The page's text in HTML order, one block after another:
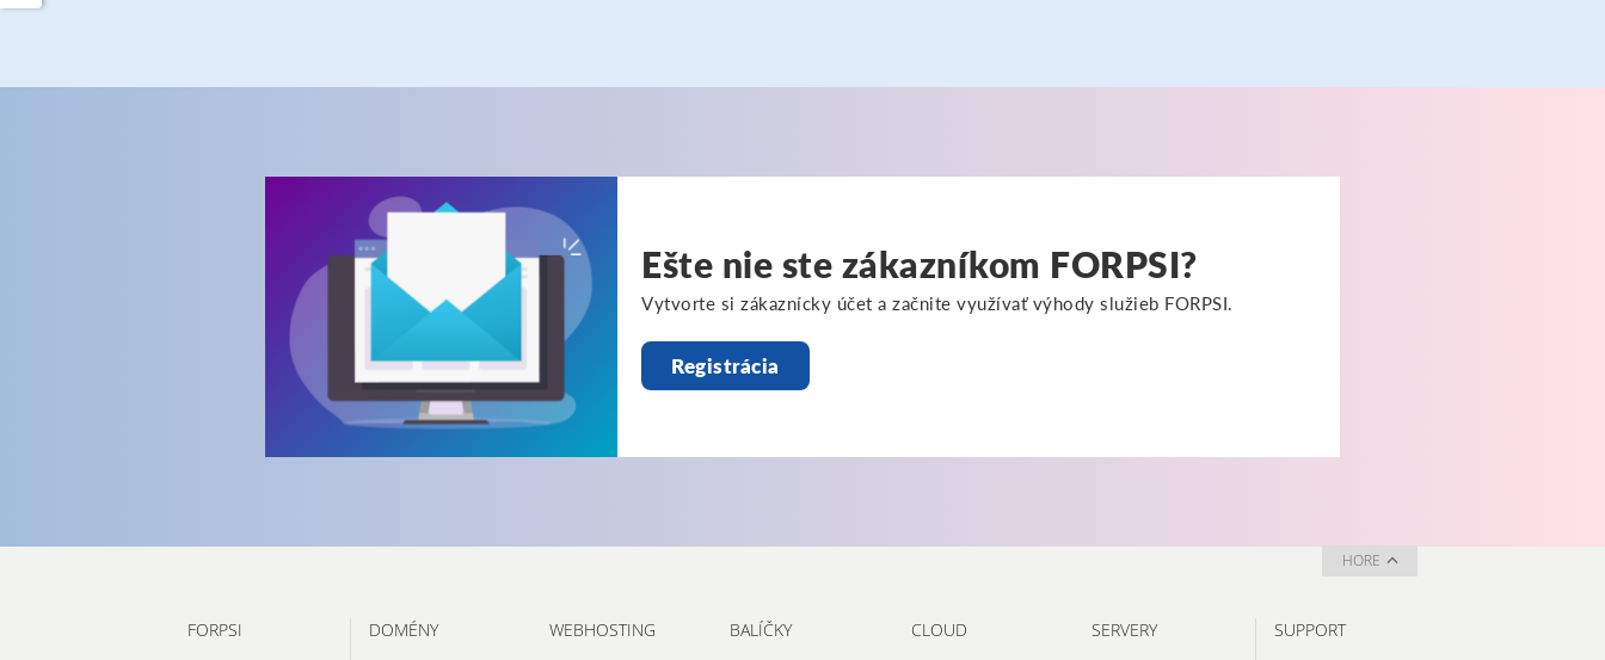
Ešte nie ste zákazníkom FORPSI?
Vytvorte si zákaznícky účet a začnite využívať výhody služieb FORPSI.
Registrácia
HORE
FORPSI DOMÉNY WEBHOSTING BALÍČKY CLOUD SERVERY SUPPORT